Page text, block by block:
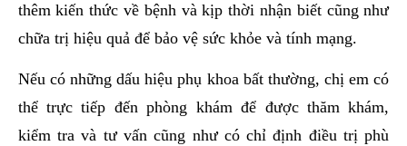
thêm kiến thức về bệnh và kịp thời nhận biết cũng như
chữa trị hiệu quả để bảo vệ sức khỏe và tính mạng.
Nếu có những dấu hiệu phụ khoa bất thường, chị em có
thể trực tiếp đến phòng khám để được thăm khám,
kiểm tra và tư vấn cũng như có chỉ định điều trị phù